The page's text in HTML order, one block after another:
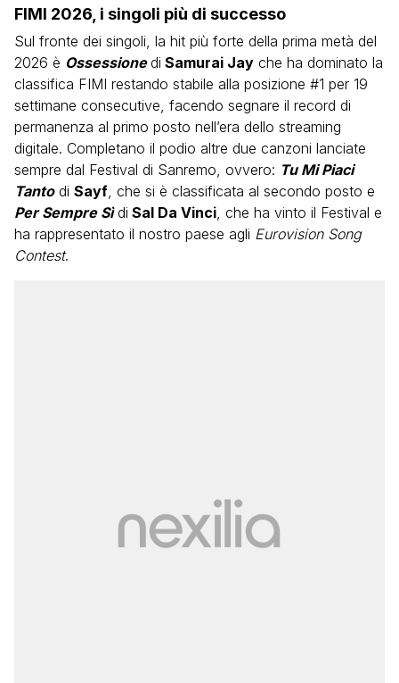
FIMI 2026, i singoli più di successo
Sul fronte dei singoli, la hit più forte della prima metà del
2026 è Ossessionedi Samurai Jay che ha dominato la
classifica FIMI restando stabile alla posizione #1 per 19
settimane consecutive, facendo segnare il record di
permanenza al primo posto nell’era dello streaming
digitale. Completano il podio altre due canzoni lanciate
sempre dal Festival di Sanremo, ovvero: Tu Mi Piaci
Tantodi Sayf , che si è classificata al secondo posto e
Per Sempre Sìdi Sal Da Vinci , che ha vinto il Festival e
ha rappresentato il nostro paese agli Eurovision Song
Contest.